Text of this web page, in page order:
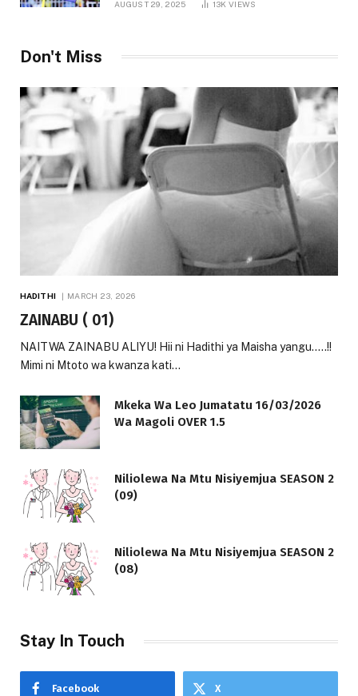
AUGUST 29, 2025 13KVIEWS
Don't Miss
HADITHI MARCH 23, 2026
ZAINABU ( 01)
NAITWA ZAINABU ALIYU! Hii ni Hadithi ya Maisha yangu…..!!
Mimi ni Mtoto wa kwanza kati…
Mkeka Wa Leo Jumatatu 16/03/2026
Wa Magoli OVER 1.5
Niliolewa Na Mtu Nisiyemjua SEASON 2
(09)
Niliolewa Na Mtu Nisiyemjua SEASON 2
(08)
Stay In Touch
Facebook X